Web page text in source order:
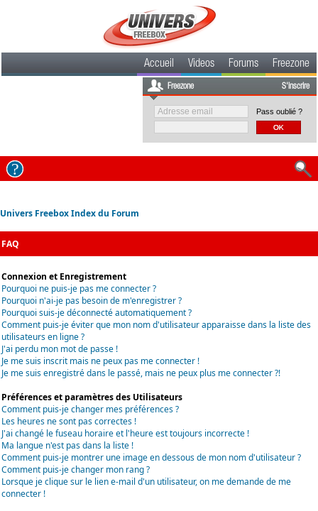
Accueil Videos Forums Freezone
Freezone S'inscrire
Pass oublié ?
Univers Freebox Index du Forum
FAQ
Connexion et Enregistrement
Pourquoi ne puis-je pas me connecter ?
Pourquoi n'ai-je pas besoin de m'enregistrer ?
Pourquoi suis-je déconnecté automatiquement ?
Comment puis-je éviter que mon nom d'utilisateur apparaisse dans la liste des
utilisateurs en ligne ?
J'ai perdu mon mot de passe !
Je me suis inscrit mais ne peux pas me connecter !
Je me suis enregistré dans le passé, mais ne peux plus me connecter ?!
Préférences et paramètres des Utilisateurs
Comment puis-je changer mes préférences ?
Les heures ne sont pas correctes !
J'ai changé le fuseau horaire et l'heure est toujours incorrecte !
Ma langue n'est pas dans la liste !
Comment puis-je montrer une image en dessous de mon nom d'utilisateur ?
Comment puis-je changer mon rang ?
Lorsque je clique sur le lien e-mail d'un utilisateur, on me demande de me
connecter !